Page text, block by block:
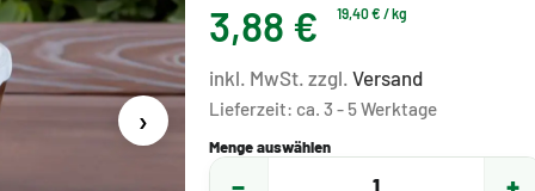
›
3,88 € 19,40€ /kg
inkl. MwSt. zzgl. Versand
Lieferzeit: ca. 3 - 5 Werktage
Menge auswählen
1